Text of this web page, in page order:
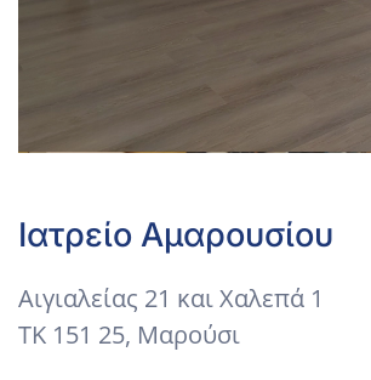
−
Ιατρείο Αμαρουσίου
Αιγιαλείας 21 και Χαλεπά 1
ΤΚ 151 25, Μαρούσι